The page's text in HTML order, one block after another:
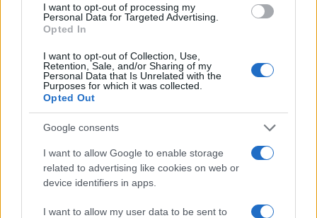
I want to opt-out of processing my
Personal Data for Targeted Advertising.
Opted In
I want to opt-out of Collection, Use,
Retention, Sale, and/or Sharing of my
Personal Data that Is Unrelated with the
Purposes for which it was collected.
Opted Out
Google consents
I want to allow Google to enable storage
related to advertising like cookies on web or
device identifiers in apps.
I want to allow my user data to be sent to